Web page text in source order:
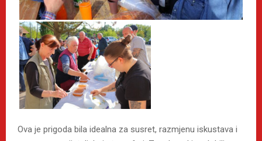
Ova je prigoda bila idealna za susret, razmjenu iskustava i